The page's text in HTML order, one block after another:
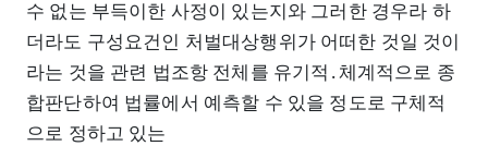
수 없는 부득이한 사정이 있는지와 그러한 경우라 하
더라도 구성요건인 처벌대상행위가 어떠한 것일 것이
라는 것을 관련 법조항 전체를 유기적․체계적으로 종
합판단하여 법률에서 예측할 수 있을 정도로 구체적
으로 정하고 있는